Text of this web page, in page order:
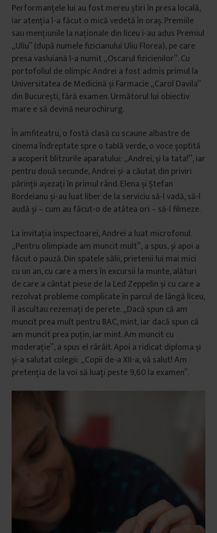
Performanțele lui au fost mereu știri în presa locală,
iar atenția l-a făcut o mică vedetă în oraș. Premiile
sau mențiunile la naționale din liceu i-au adus Premiul
„Uliu” (după numele fizicianului Uliu Florea), pe care
presa vasluiană l-a numit „Oscarul fizicienilor”. Cu
portofoliul de olimpic Andrei a fost admis primul la
Universitatea de Medicină și Farmacie „Carol Davila”
din București, fără examen. Următorul lui obiectiv
mare e să devină neurochirurg.
În amfiteatru, o fostă clasă cu scaune albastre de
cinema îndreptate spre o tablă verde, o voce șoptită
a acoperit blitzurile aparatului: „Andrei, și la tata!”, iar
pentru două secunde, Andrei și-a căutat din priviri
părinții așezați în primul rând. Elena și Ștefan
Bordeianu și-au luat liber de la serviciu să-l vadă, să-l
audă și – cum au făcut-o de atâtea ori – să-l filmeze.
La invitația inspectoarei, Andrei a luat microfonul.
„Pentru olimpiade am muncit mult”, a spus, și apoi a
făcut o pauză. Din spatele sălii, prietenii lui mai mici
cu un an, cu care a mers în excursii la munte, alături
de care a cântat piese de la Led Zeppelin și cu care a
rezolvat probleme complicate în parcul de lângă liceu,
îl ascultau rezemați de perete. „Dacă spun că am
muncit prea mult pentru BAC, mint, iar dacă spun că
am muncit prea puțin, iar mint. Am muncit cu
moderație”, a spus el rârâit. Apoi a ridicat diploma și
și-a salutat colegii: „Copii de-a XII-a, vă salut! Am
pretenția de la voi să luați peste 9,60 la examen”.